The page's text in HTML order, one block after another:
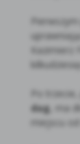
Po
dag , ma
miejscu